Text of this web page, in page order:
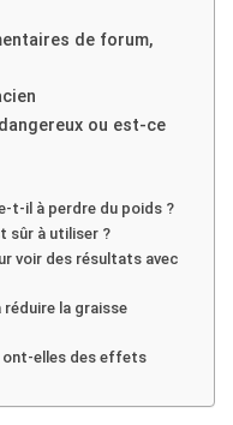
de forum,
ou est-ce
t-il à perdre du poids ?
sûr à utiliser ?
voir des résultats avec
la graisse
ont-elles des effets